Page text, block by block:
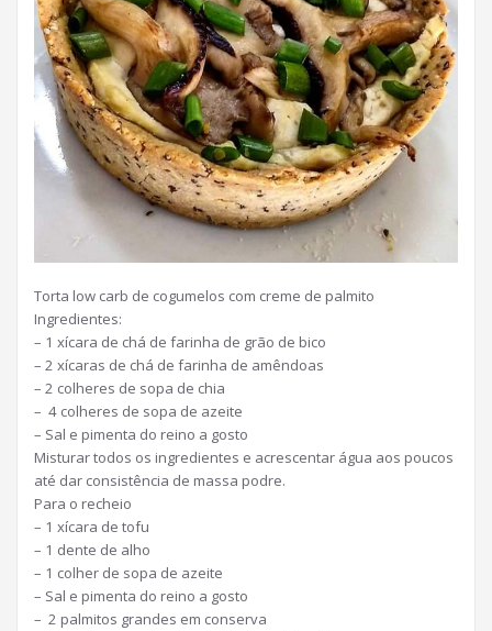
Torta low carb de cogumelos com creme de palmito
Ingredientes:
– 1 xícara de chá de farinha de grão de bico
– 2 xícaras de chá de farinha de amêndoas
– 2 colheres de sopa de chia
– 4 colheres de sopa de azeite
– Sal e pimenta do reino a gosto
Misturar todos os ingredientes e acrescentar água aos poucos
até dar consistência de massa podre.
Para o recheio
– 1 xícara de tofu
– 1 dente de alho
– 1 colher de sopa de azeite
– Sal e pimenta do reino a gosto
– 2 palmitos grandes em conserva